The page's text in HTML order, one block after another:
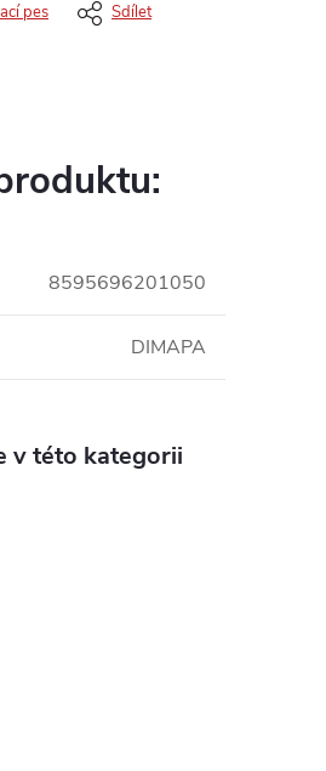
pes Sdílet
8595696201050
DIMAPA
v této kategorii